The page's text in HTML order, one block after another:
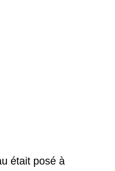
était posé à